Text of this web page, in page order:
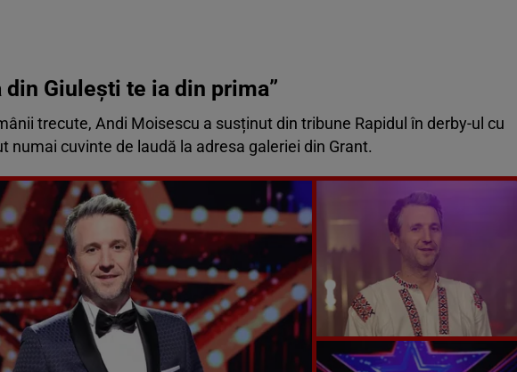
din Giulești te ia din prima”
trecute, Andi Moisescu a susținut din tribune Rapidul în derby-ul cu
numai cuvinte de laudă la adresa galeriei din Grant.